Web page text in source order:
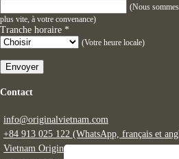
(Nous
plus vite, à votre convenance)
Tranche horaire *
(Votre heure locale)
Envoyer
Contact
info@originalvietnam.com
+84 913 025 122 (WhatsApp, français et
Vietnam Original Vietnam (messenger)